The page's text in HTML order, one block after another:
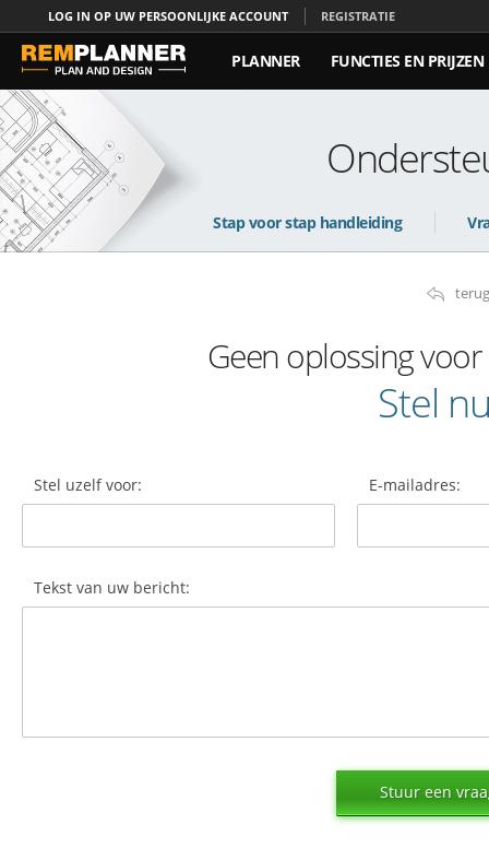
LOG IN OP UW PERSOONLIJKE ACCOUNT REGISTRATIE
PLANNER FUNCTIES EN PRIJZEN
Stap voor stap handleiding
Geen oplossing
Stel
Stel uzelf voor: E-mailadres:
Tekst van uw bericht:
Stuur een